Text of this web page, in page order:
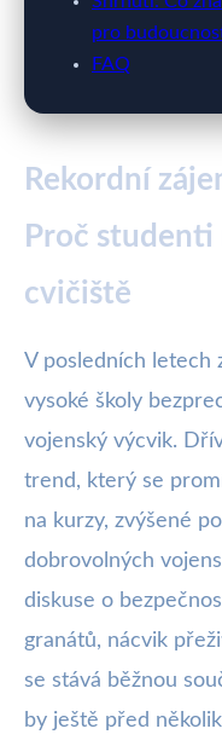
pro
FAQ
Rekordní
Proč
cvičiště
V posledních letech
vysoké školy
vojenský výcvik.
trend, který se
na kurzy, zvýšené
dobrovolných
diskuse o
granátů, nácvik
se stává běžnou
by ještě před